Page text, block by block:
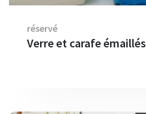
réservé
Verre et carafe émaillés